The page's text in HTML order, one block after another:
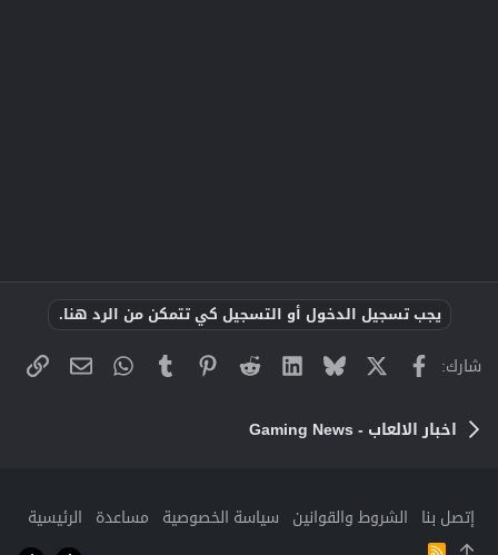
يجب تسجيل الدخول أو التسجيل كي تتمكن من الرد هنا.
شارك: فيسبوك Bluesky
LinkedIn
Reddit
Pinterest
Tumblr
WhatsApp
البريد
اخبار الالعاب - Gaming News
إتصل بنا الشروط والقوانين سياسة الخصوصية مساعدة الرئيسية
R